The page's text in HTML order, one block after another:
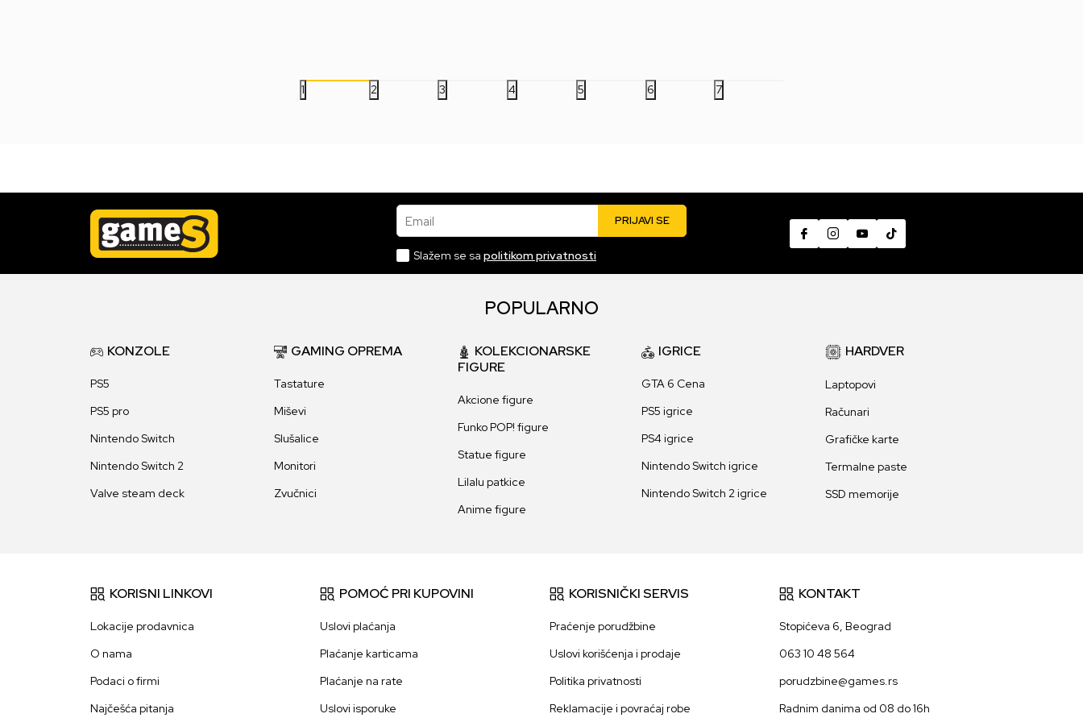
1 2 3 4 5 6 7
Email PRIJAVI SE
Slažem se sa politikom privatnosti
POPULARNO
KONZOLE
PS5
PS5 pro
Nintendo Switch
Nintendo Switch 2
Valve steam deck
GAMING OPREMA
Tastature
Miševi
Slušalice
Monitori
Zvučnici
KOLEKCIONARSKE
FIGURE
Akcione figure
Funko POP! figure
Statue figure
Lilalu patkice
Anime figure
IGRICE
GTA 6 Cena
PS5 igrice
PS4 igrice
Nintendo Switch igrice
Nintendo Switch 2 igrice
HARDVER
Laptopovi
Računari
Grafičke karte
Termalne paste
SSD memorije
KORISNI LINKOVI
Lokacije prodavnica
O nama
Podaci o firmi
Najčešća pitanja
POMOĆ PRI KUPOVINI
Uslovi plaćanja
Plaćanje karticama
Plaćanje na rate
Uslovi isporuke
KORISNIČKI SERVIS
Praćenje porudžbine
Uslovi korišćenja i prodaje
Politika privatnosti
Reklamacije i povraćaj robe
KONTAKT
Stopićeva 6, Beograd
063 10 48 564
porudzbine@games.rs
Radnim danima od 08 do 16h